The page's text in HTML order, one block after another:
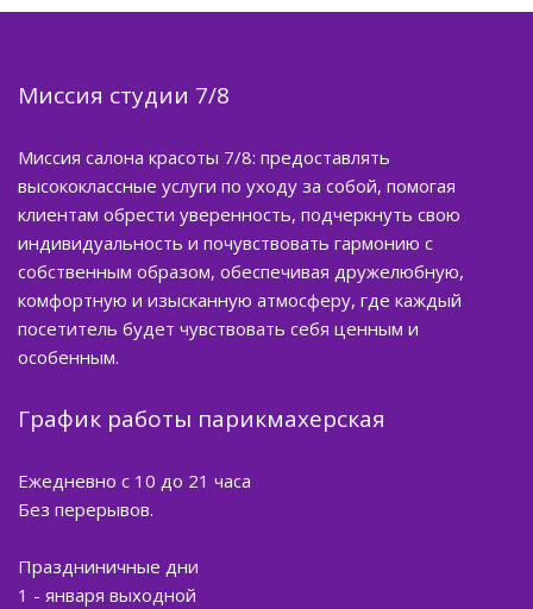
Миссия студии 7/8
Миссия салона красоты 7/8: предоставлять
высококлассные услуги по уходу за собой, помогая
клиентам обрести уверенность, подчеркнуть свою
индивидуальность и почувствовать гармонию с
собственным образом, обеспечивая дружелюбную,
комфортную и изысканную атмосферу, где каждый
посетитель будет чувствовать себя ценным и
особенным.
График работы парикмахерская
Ежедневно с 10 до 21 часа
Без перерывов.
Праздниничные дни
1 - января выходной